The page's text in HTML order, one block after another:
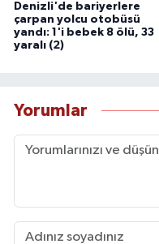
Denizli'de bariyerlere
çarpan yolcu otobüsü
yandı: 1'i bebek 8 ölü, 33
yaralı (2)
Yorumlar